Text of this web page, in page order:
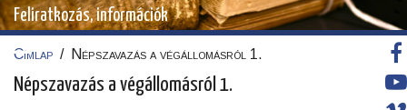
Feliratkozás, információk
Címlap / Népszavazás a végállomásról 1.
Népszavazás a végállomásról 1.